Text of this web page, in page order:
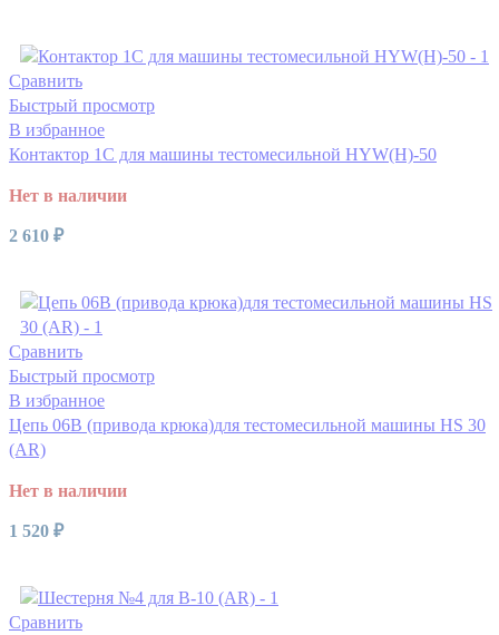
Сравнить
Быстрый просмотр
В избранное
Контактор 1С для машины тестомесильной HYW(H)-50
Нет в наличии
2 610 ₽
Сравнить
Быстрый просмотр
В избранное
Цепь 06В (привода крюка)для тестомесильной машины HS 30
(AR)
Нет в наличии
1 520 ₽
Сравнить